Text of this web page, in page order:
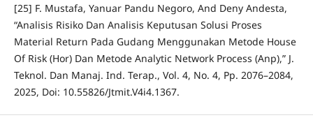
[25] F. Mustafa, Yanuar Pandu Negoro, And Deny Andesta,
“Analisis Risiko Dan Analisis Keputusan Solusi Proses
Material Return Pada Gudang Menggunakan Metode House
Of Risk (Hor) Dan Metode Analytic Network Process (Anp),” J.
Teknol. Dan Manaj. Ind. Terap., Vol. 4, No. 4, Pp. 2076–2084,
2025, Doi: 10.55826/Jtmit.V4i4.1367.